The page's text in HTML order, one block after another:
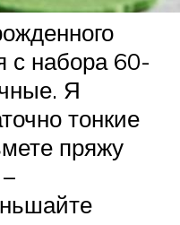
с набора 60-
Я
тонкие
пряжу